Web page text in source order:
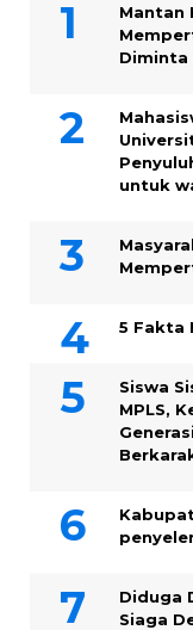
Mantan
Diminta
untuk
5 Fakta
Siswa
MPLS,
Diduga
Siaga